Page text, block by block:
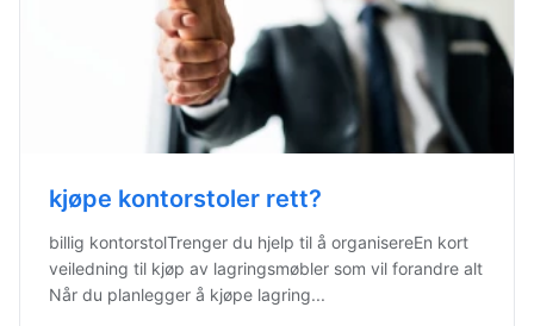
kjøpe kontorstoler rett?
billig kontorstolTrenger du hjelp til å organisereEn kort
veiledning til kjøp av lagringsmøbler som vil forandre alt
Når du planlegger å kjøpe lagring...